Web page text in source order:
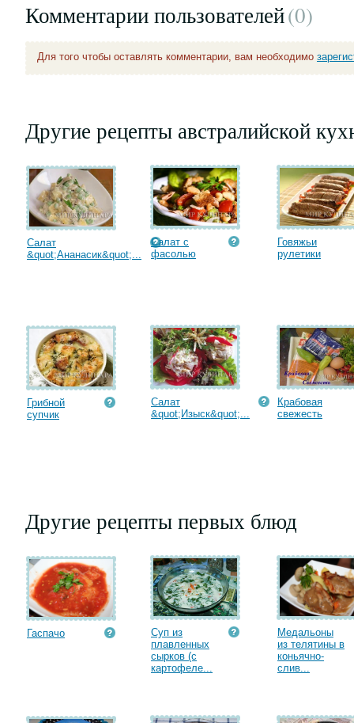
Комментарии пользователей(0)
Для того чтобы оставлять комментарии, вам необходимо
Другие рецепты австралийской
Салат
&quot;Ананасик&quot;...
Салат с
фасолью
Говяжьи
рулетики
Грибной
супчик
Салат
&quot;Изыск&quot;...
Крабовая
cвежесть
Другие рецепты первых блюд
Гаспачо
Суп из
плавленных
сырков (с
картофеле...
Медальоны
из телятины в
коньячно-
слив...